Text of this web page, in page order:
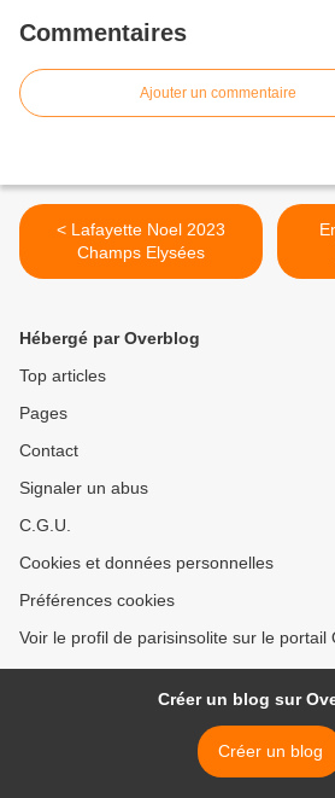
Commentaires
Ajouter un commentaire
< Lafayette Noel 2023
Champs Elysées
Hébergé par Overblog
Top articles
Pages
Contact
Signaler un abus
C.G.U.
Cookies et données personnelles
Préférences cookies
Voir le profil de parisinsolite sur le portail
Créer un blog sur
Créer un blog